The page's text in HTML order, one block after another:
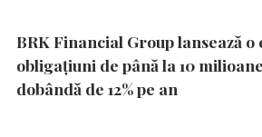
BRK Financial Group lansează o
obligațiuni de până la 10
dobândă de 12% pe an